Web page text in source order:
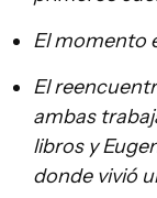
El momento
El
ambas
libros y
donde vivió